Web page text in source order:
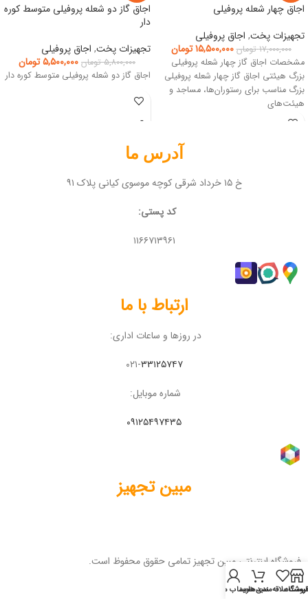
اجاق چهار شعله پروفیلی
تجهیزات پخت, اجاق پروفیلی
۱۷,۰۰۰,۰۰۰ تومان ۱۵,۵۰۰,۰۰۰ تومان
مشخصات اجاق گاز چهار شعله پروفیلی
بزرگ هیئتی اجاق گاز چهار شعله پروفیلی
بزرگ مناسب برای رستوران‌ها، مساجد و
هیئت‌های
اجاق گاز دو شعله پروفیلی متوسط کوره
دار
تجهیزات پخت, اجاق پروفیلی
۵,۸۰۰,۰۰۰ تومان ۵,۵۰۰,۰۰۰تومان
اجاق گاز دو شعله پروفیلی متوسط کوره دار
آدرس ما
خ ۱۵ خرداد شرقی کوچه موسوی کیانی پلاک ۹۱
کد پستی:
۱۱۶۶۷۱۳۹۶۱
ارتباط با ما
در روزها و ساعات اداری:
۰۲۱-۳۳۱۲۵۷۴۷
شماره موبایل:
۰۹۱۲۵۴۹۷۴۳۵
مبین تجهیز
فروشگاه اینترنتی مبین تجهیز تمامی حقوق محفوظ است.
فروشگاه
لیست علاقه‌مندی‌ها
سبد خریدحساب من